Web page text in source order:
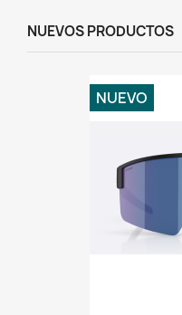
NUEVOS PRODUCTOS
NUEVO